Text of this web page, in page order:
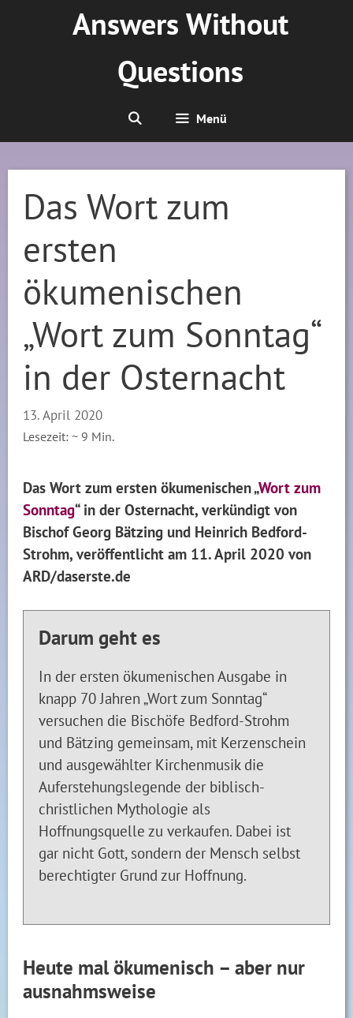
Answers Without
Questions
Menü
Das Wort zum
ersten
ökumenischen
„Wort zum Sonntag“
in der Osternacht
13. April 2020
Lesezeit: ~ 9 Min.
Das Wort zum ersten ökumenischen „Wort zum
Sonntag“ in der Osternacht, verkündigt von
Bischof Georg Bätzing und Heinrich Bedford-
Strohm, veröffentlicht am 11. April 2020 von
ARD/daserste.de
Darum geht es
In der ersten ökumenischen Ausgabe in
knapp 70 Jahren „Wort zum Sonntag“
versuchen die Bischöfe Bedford-Strohm
und Bätzing gemeinsam, mit Kerzenschein
und ausgewählter Kirchenmusik die
Auferstehungslegende der biblisch-
christlichen Mythologie als
Hoffnungsquelle zu verkaufen. Dabei ist
gar nicht Gott, sondern der Mensch selbst
berechtigter Grund zur Hoffnung.
Heute mal ökumenisch – aber nur
ausnahmsweise